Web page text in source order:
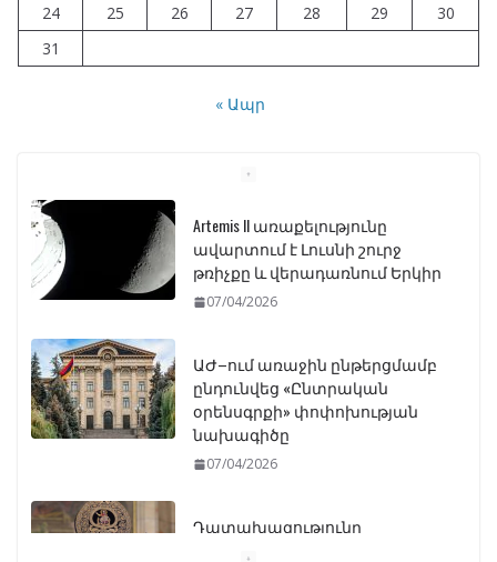
24
25 26 27 28 29
30
31
« Ապր
Artemis II առաքելությունը
ավարտում է Լուսնի շուրջ
թռիչքը և վերադառնում Երկիր
07/04/2026
ԱԺ–ում առաջին ընթերցմամբ
ընդունվեց «Ընտրական
օրենսգրքի» փոփոխության
նախագիծը
07/04/2026
Դատախազությունը